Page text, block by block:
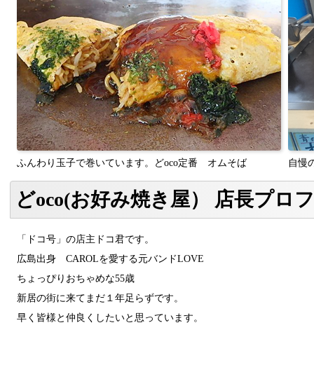
ふんわり玉子で巻いています。どoco定番 オムそば 自慢
どoco(お好み焼き屋） 店長プロ
「ドコ号」の店主ドコ君です。
広島出身 CAROLを愛する元バンドLOVE
ちょっぴりおちゃめな55歳
新居の街に来てまだ１年足らずです。
早く皆様と仲良くしたいと思っています。